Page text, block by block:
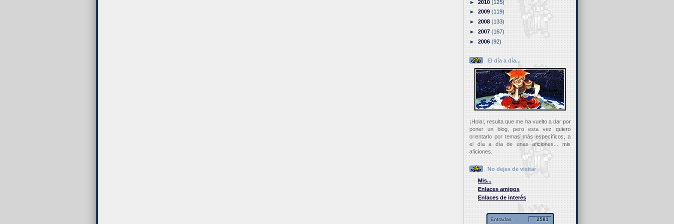
►2010(125)
►2009(119)
►2008(133)
►2007(167)
►2006(92)
El día a día...
¡Hola!, resulta que me ha vuelto a dar por
poner un blog, pero esta vez quiero
orientarlo por temas más específicos, a
el día a día de unas aficiones... mis
aficiones.
No dejes de visitar
Mis...
Enlaces amigos
Enlaces de interés
Entradas 2581